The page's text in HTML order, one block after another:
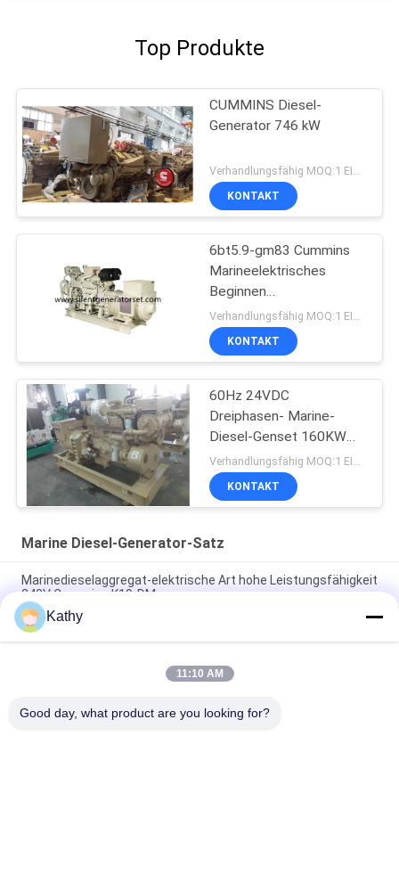
Top Produkte
CUMMINS Diesel-
Generator 746 kW
Verhandlungsfähig MOQ:1 EINHEIT
KONTAKT
6bt5.9-gm83 Cummins
Marineelektrisches
Beginnen
Dieselaggregat-Dc24v
KONTAKT
60Hz 24VDC
Dreiphasen- Marine-
Diesel-Genset 160KW
200KVA
KONTAKT
Marine Diesel-Generator-Satz
Marinedieselaggregat-elektrische Art hohe Leistungsfähigkeit
240V Cummins K19-DM
Hohe Leistungsfähigkeits-Marinedieselaggregat Cummins
K19-DM 60hz 220V 400kw 500kva
Kompaktbauweise-einfache Installation 220V 60hz
Kathy
11:10 AM
Good day, what product are you looking for?